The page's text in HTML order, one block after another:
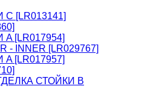
[LR013141]
[LR017954]
- INNER [LR029767]
[LR017957]
СТОЙКИ B